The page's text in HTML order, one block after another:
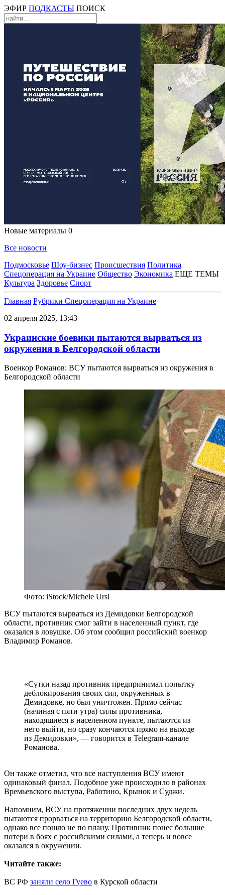
ЭФИР ПОДКАСТЫ ПОИСК
Новые материалы 0
Все новости
Подмосковье Шоу-бизнес Происшествия Политика
Спецоперация на Украине Общество Экономика ЕЩЕ ТЕМЫ
Культура Здоровье Спорт
Главная Рубрики Спецоперация на Украине
02 апреля 2025, 13:43
Украинские боевики пытаются вырваться из
окружения в Белгородской области
Военкор Романов: ВСУ пытаются вырваться из окружения в
Белгородской области
Фото: iStock/Michele Ursi
ВСУ пытаются вырваться из Демидовки Белгородской
области, противник смог зайти в населенный пункт, где
оказался в ловушке. Об этом сообщил российский военкор
Владимир Романов.
«Сутки назад противник предпринимал попытку
деблокирования своих сил, окруженных в
Демидовке, но был уничтожен. Прямо сейчас
(начиная с пяти утра) силы противника,
находящиеся в населенном пункте, пытаются из
него выйти, но сразу кончаются прямо на выходе
из Демидовки», — говорится в Telegram-канале
Романова.
Он также отметил, что все наступления ВСУ имеют
одинаковый финал. Подобное уже происходило в районах
Времьевского выступа, Работино, Крынок и Суджи.
Напомним, ВСУ на протяжении последних двух недель
пытаются прорваться на территорию Белгородской области,
однако все пошло не по плану. Противник понес большие
потери в боях с российскими силами, а теперь и вовсе
оказался в окружении.
Читайте также:
ВС РФ заняли село Гуево в Курской области